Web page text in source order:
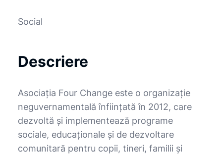
Social
Descriere
Asociația Four Change este o organizație
neguvernamentală înființată în 2012, care
dezvoltă și implementează programe
sociale, educaționale și de dezvoltare
comunitară pentru copii, tineri, familii și